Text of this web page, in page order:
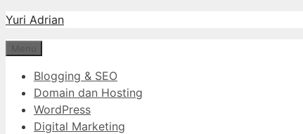
Langsung
isi
Yuri Adrian
Blogging & SEO
Domain dan Hosting
WordPress
Digital Marketing